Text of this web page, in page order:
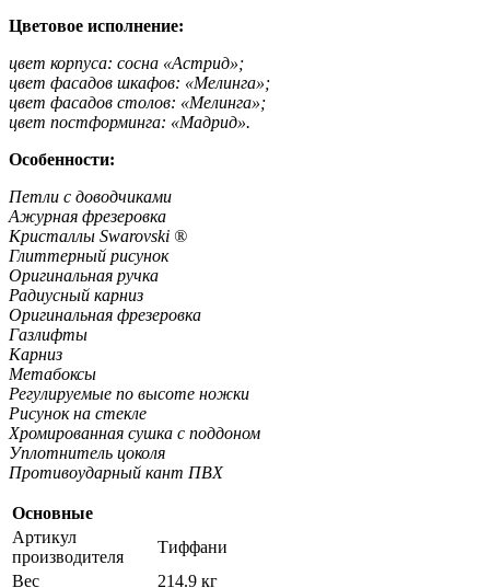
Цветовое исполнение:
цвет корпуса: сосна «Астрид»;
цвет фасадов шкафов: «Мелинга»;
цвет фасадов столов: «Мелинга»;
цвет постформинга: «Мадрид».
Особенности:
Петли с доводчиками
Ажурная фрезеровка
Кристаллы Swarovski ®
Глиттерный рисунок
Оригинальная ручка
Радиусный карниз
Оригинальная фрезеровка
Газлифты
Карниз
Метабоксы
Регулируемые по высоте ножки
Рисунок на стекле
Хромированная сушка с поддоном
Уплотнитель цоколя
Противоударный кант ПВХ
Основные
Артикул
производителя
Тиффани
Вес
214.9 кг